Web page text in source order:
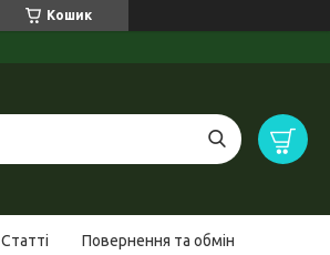
Кошик
Статті Повернення та обмін